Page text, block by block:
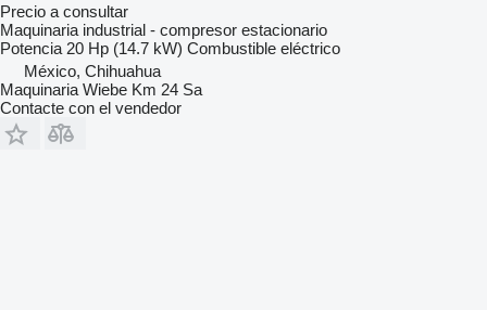
Precio a consultar
Maquinaria industrial - compresor estacionario
Potencia 20 Hp (14.7 kW) Combustible eléctrico
México, Chihuahua
Maquinaria Wiebe Km 24 Sa
Contacte con el vendedor